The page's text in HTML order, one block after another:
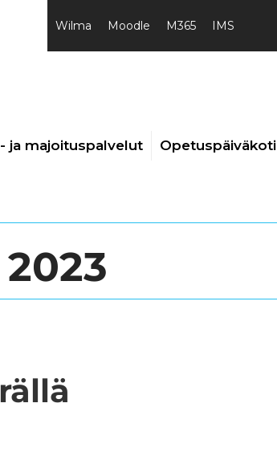
Wilma Moodle M365 IMS
ja majoituspalvelut Opetuspäiväkoti